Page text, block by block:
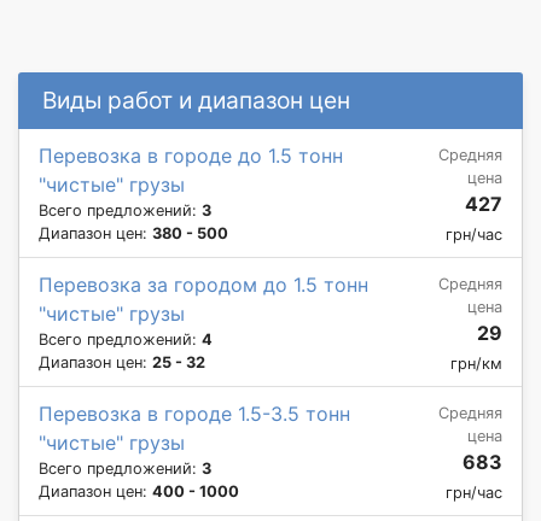
Виды работ и диапазон цен
Перевозка в городе до 1.5 тонн
"чистые" грузы
Всего предложений: 3
Диапазон цен: 380 - 500
Средняя
цена
427
грн/час
Перевозка за городом до 1.5 тонн
"чистые" грузы
Всего предложений: 4
Диапазон цен: 25 - 32
Средняя
цена
29
грн/км
Перевозка в городе 1.5-3.5 тонн
"чистые" грузы
Всего предложений: 3
Диапазон цен: 400 - 1000
Средняя
цена
683
грн/час